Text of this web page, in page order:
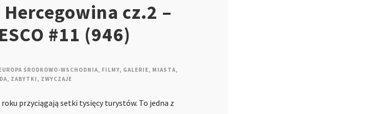
cz.2 –
#11 (946)
ŚRODKOWO-WSCHODNIA, FILMY, GALERIE, MIASTA,
, ZABYTKI , ZWYCZAJE
przyciągają setki tysięcy turystów. To jedna z